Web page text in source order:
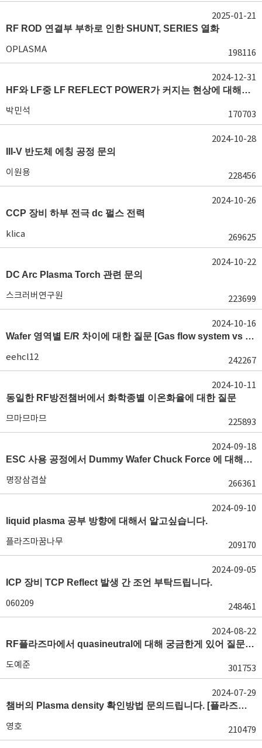
RF ROD 연결부 부하로 인한 SHUNT, SERIES 열화
OPLASMA 198116
2025-01-21
HF와 LF중 LF REFLECT POWER가 커지는 현상에 대해서 도움이 필요합니다.
박민석 170703
2024-12-31
III-V 반도체 에칭 공정 문의
이원용 228456
2024-10-28
CCP 장비 하부 전극 dc 펄스 전력
klica 269625
2024-10-26
DC Arc Plasma Torch 관련 문의
스크러버연구원 223699
2024-10-22
Wafer 영역별 E/R 차이에 대한 질문 [Gas flow system vs E/R]
eehcl12 242267
2024-10-16
동일한 RF방전챔버에서 화학종별 이온화율에 대한 질문
므마므마므 225893
2024-10-11
ESC 사용 공정에서 Dummy Wafer Chuck Force 에 대해서 궁급합니다
명장삼겹살 266361
2024-09-18
liquid plasma 공부 방향에 대해서 알고싶습니다.
플라즈마꿈나무 209170
2024-09-10
ICP 장비 TCP Reflect 발생 간 조언 부탁드립니다.
060209 248461
2024-09-05
RF플라즈마에서 quasineutral에 대해 궁금한게 있어 질문글 올립니다.[quasineutral]
도예준 301753
2024-08-22
챔버의 Plasma density 확인방법 문의드립니다. [플라즈마 모니터링, OES, LP]
영호 210479
2024-07-29